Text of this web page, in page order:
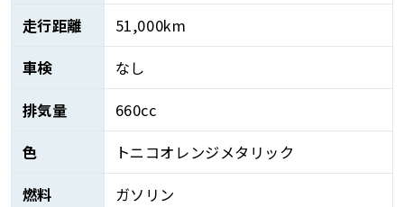
走行距離
51,000km
車検
なし
排気量
660cc
色
トニコオレンジメタリック
燃料
ガソリン